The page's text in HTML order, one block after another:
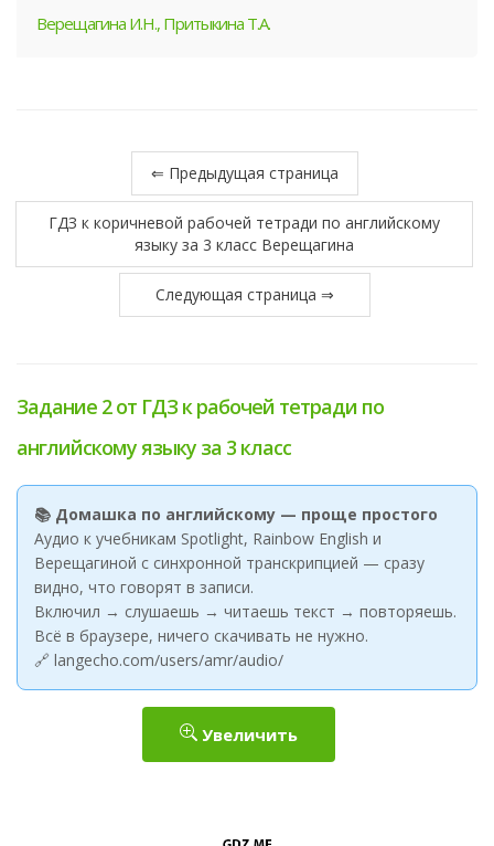
Верещагина И.Н., Притыкина Т.А.
⇐ Предыдущая страница
ГДЗ к коричневой рабочей тетради по английскому
языку за 3 класс Верещагина
Следующая страница ⇒
Задание 2 от ГДЗ к рабочей тетради по
английскому языку за 3 класс
📚 Домашка по английскому — проще простого
Аудио к учебникам Spotlight, Rainbow English и
Верещагиной с синхронной транскрипцией — сразу
видно, что говорят в записи.
Включил → слушаешь → читаешь текст → повторяешь.
Всё в браузере, ничего скачивать не нужно.
🔗 langecho.com/users/amr/audio/
Увеличить